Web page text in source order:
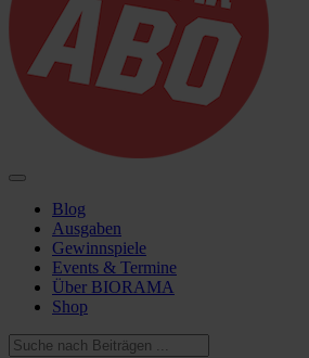
Blog
Ausgaben
Gewinnspiele
Events & Termine
Über BIORAMA
Shop